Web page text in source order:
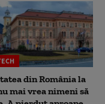
din România la
mai vrea nimeni să